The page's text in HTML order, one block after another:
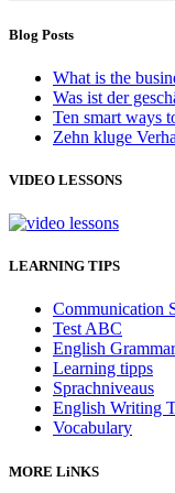
Blog Posts
What is the
Was ist der
Ten smart ways
Zehn kluge
VIDEO LESSONS
LEARNING TIPS
Communication
Test ABC
English Grammar
Learning tipps
Sprachniveaus
English Writing
Vocabulary
MORE LiNKS